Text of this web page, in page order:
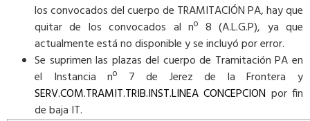
los convocados del cuerpo de TRAMITACIÓN PA, hay que
quitar de los convocados al nº 8 (A.L.G.P), ya que
actualmente está no disponible y se incluyó por error.
Se suprimen las plazas del cuerpo de Tramitación PA en
el Instancia nº 7 de Jerez de la Frontera y
SERV.COM.TRAMIT.TRIB.INST.LINEA CONCEPCION por fin
de baja IT.